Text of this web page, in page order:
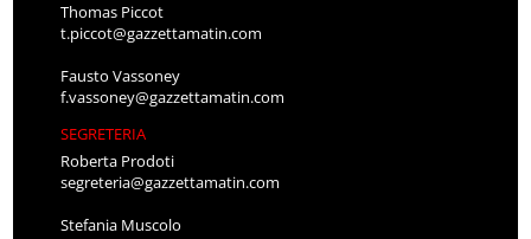
Thomas Piccot
t.piccot@gazzettamatin.com
Fausto Vassoney
f.vassoney@gazzettamatin.com
SEGRETERIA
Roberta Prodoti
segreteria@gazzettamatin.com
Stefania Muscolo